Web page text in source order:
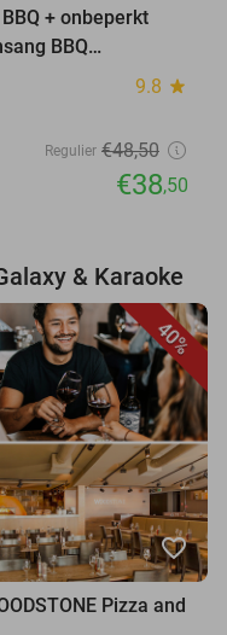
+ onbeperkt
BBQ
9.8 star
Regulier €48,50
€38,50
& Karaoke
40%
favorite_border
Pizza and